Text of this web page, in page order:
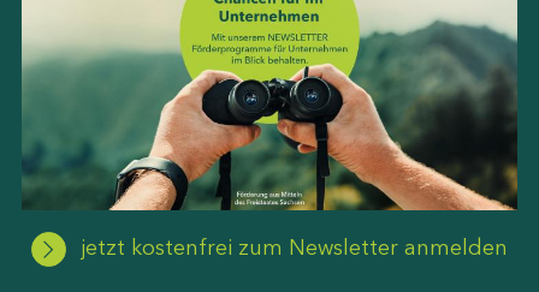
jetzt kostenfrei zum Newsletter anmelden